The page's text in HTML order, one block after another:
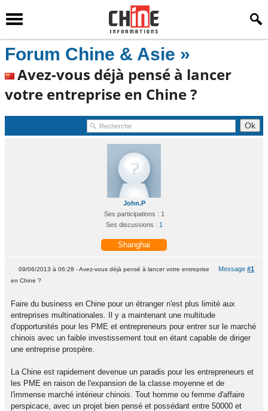
Forum Chine & Asie »
Avez-vous déjà pensé à lancer
votre entreprise en Chine ?
John.P
Ses participations : 1
Ses discussions : 1
Shanghai
Message #1
09/06/2013 à 06:28 - Avez-vous déjà pensé à lancer votre entreprise
en Chine ?
Faire du business en Chine pour un étranger n'est plus limité aux
entreprises multinationales. Il y a maintenant une multitude
d'opportunités pour les PME et entrepreneurs pour entrer sur le marché
chinois avec un faible investissement tout en étant capable de diriger
une entreprise prospère.
La Chine est rapidement devenue un paradis pour les entrepreneurs et
les PME en raison de l'expansion de la classe moyenne et de
l'immense marché intérieur chinois. Tout homme ou femme d'affaire
perspicace, avec un projet bien pensé et possédant entre 50000 et